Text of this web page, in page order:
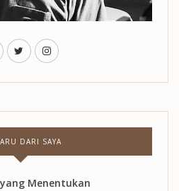
DARI SAYA
yang Menentukan